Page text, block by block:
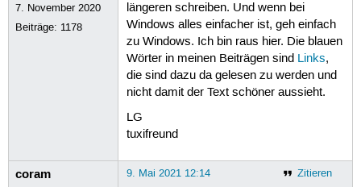
7. November 2020
Beiträge: 1178
längeren schreiben. Und wenn bei
Windows alles einfacher ist, geh einfach
zu Windows. Ich bin raus hier. Die blauen
Wörter in meinen Beiträgen sind Links,
die sind dazu da gelesen zu werden und
nicht damit der Text schöner aussieht.
LG
tuxifreund
coram Zitieren
9. Mai 2021 12:14